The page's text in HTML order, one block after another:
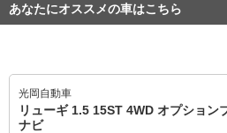
あなたにオススメの車はこちら
光岡自動車
リューギ 1.5 15ST 4WD オプション
ナビ